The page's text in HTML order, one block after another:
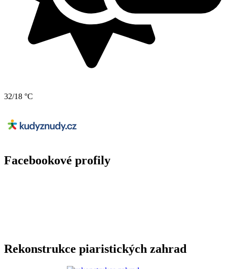
32/18 °C
Facebookové profily
Rekonstrukce piaristických zahrad